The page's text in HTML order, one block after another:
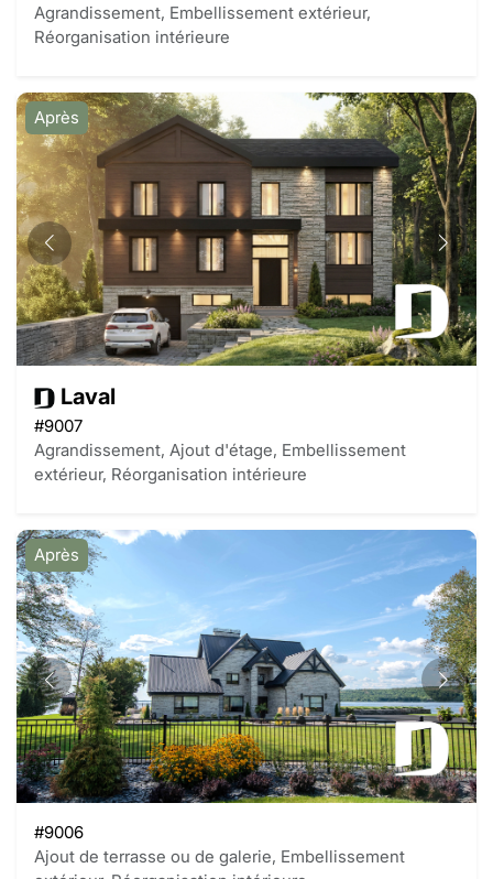
Agrandissement, Embellissement extérieur,
Réorganisation intérieure
Après
Laval
#9007
Agrandissement, Ajout d'étage, Embellissement
extérieur, Réorganisation intérieure
Après
#9006
Ajout de terrasse ou de galerie, Embellissement